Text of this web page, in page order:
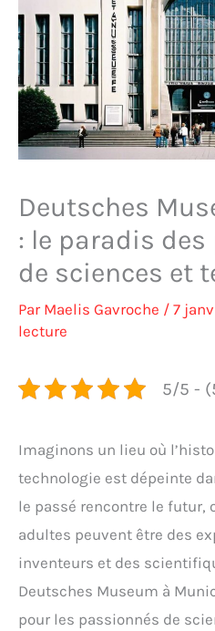
Deutsches
: le paradis
de sciences et
Par Maelis Gavroche / 7
lecture
5/5 -
Imaginons un lieu où
technologie est dépeinte
le passé rencontre le futur,
adultes peuvent être des
inventeurs et des
Deutsches Museum à
pour les passionnés de